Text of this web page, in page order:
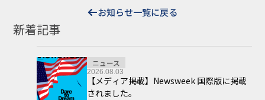
お知らせ一覧に戻る
新着記事
ニュース
2026.08.03
【メディア掲載】Newsweek 国際版に掲載
されました。